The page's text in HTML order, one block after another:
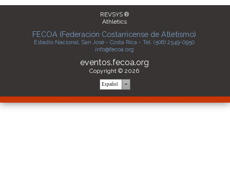
REVSYS ®
Athletics
FECOA (Federación Costarricense de Atletismo)
Estadio Nacional, San José - Costa Rica - Tel. (506) 2549-0950
info@fecoa.org
eventos.fecoa.org
Copyright © 2026